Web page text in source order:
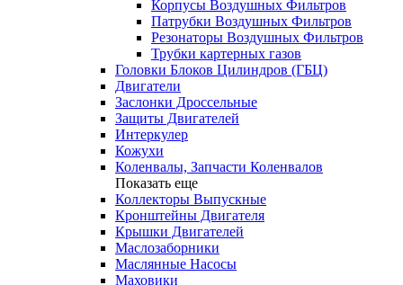
Корпусы Воздушных Фильтров
Патрубки Воздушных Фильтров
Резонаторы Воздушных Фильтров
Трубки картерных газов
Головки Блоков Цилиндров (ГБЦ)
Двигатели
Заслонки Дроссельные
Защиты Двигателей
Интеркулер
Кожухи
Коленвалы, Запчасти Коленвалов
Показать еще
Коллекторы Выпускные
Кронштейны Двигателя
Крышки Двигателей
Маслозаборники
Маслянные Насосы
Маховики